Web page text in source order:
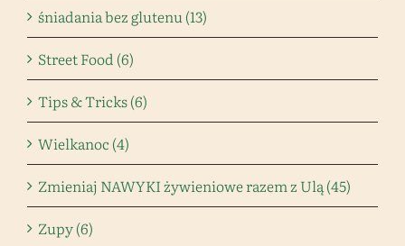
śniadania bez glutenu (13)
Street Food (6)
Tips & Tricks (6)
Wielkanoc (4)
Zmieniaj NAWYKI żywieniowe razem z Ulą (45)
Zupy (6)